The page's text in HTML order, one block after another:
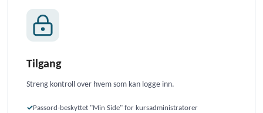
Tilgang
Streng kontroll over hvem som kan logge inn.
Passord-beskyttet "Min Side" for kursadministratorer